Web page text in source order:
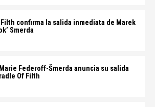
Filth confirma la salida inmediata de Marek
Smerda
Federoff-Šmerda anuncia su salida
Of Filth